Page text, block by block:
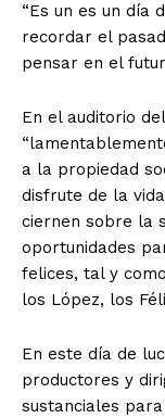
“Es un es un día
recordar el
pensar en el
En el auditorio
a la propiedad
disfrute de la
ciernen sobre la
oportunidades
felices, tal y
los López, los
En este día de
productores y
sustanciales